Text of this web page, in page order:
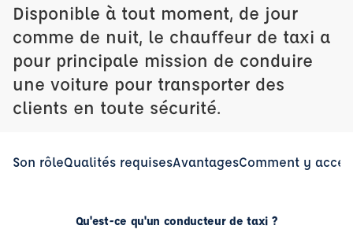
Disponible à tout moment, de jour
comme de nuit, le chauffeur de taxi a
pour principale mission de conduire
une voiture pour transporter des
clients en toute sécurité.
Son rôleQualités requisesAvantagesComment y
Qu'est-ce qu'un conducteur de taxi ?